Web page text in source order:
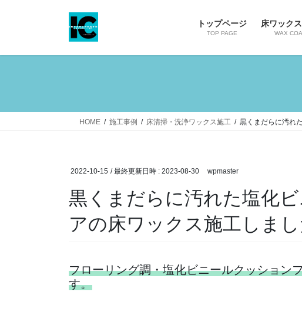
トップページ
TOP PAGE
床ワック
WAX
HOME 施工事例 床清掃・洗浄ワックス施工 黒くまだらに汚れ
2022-10-15 / 最終更新日時 : 2023-08-30 wpmaster
黒くまだらに汚れた塩化
アの床ワックス施工しまし
フローリング調・塩化ビニールクッション
す。